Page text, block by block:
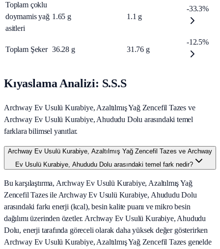
Toplam çoklu
doymamis yağ
asitleri
1.65 g 1.1 g
-33.3%
Toplam Şeker 36.28 g 31.76 g
-12.5%
Kıyaslama Analizi: S.S.S
Archway Ev Usulü Kurabiye, Azaltılmış Yağ Zencefil Tazes ve
Archway Ev Usulü Kurabiye, Ahududu Dolu arasındaki temel
farklara bilimsel yanıtlar.
Archway Ev Usulü Kurabiye, Azaltılmış Yağ Zencefil Tazes ve Archway
Ev Usulü Kurabiye, Ahududu Dolu arasındaki temel fark nedir?
Bu karşılaştırma, Archway Ev Usulü Kurabiye, Azaltılmış Yağ
Zencefil Tazes ile Archway Ev Usulü Kurabiye, Ahududu Dolu
arasındaki farkı enerji (kcal), besin kalite puanı ve mikro besin
dağılımı üzerinden özetler. Archway Ev Usulü Kurabiye, Ahududu
Dolu, enerji tarafında göreceli olarak daha yüksek değer gösterirken
Archway Ev Usulü Kurabiye, Azaltılmış Yağ Zencefil Tazes genelde